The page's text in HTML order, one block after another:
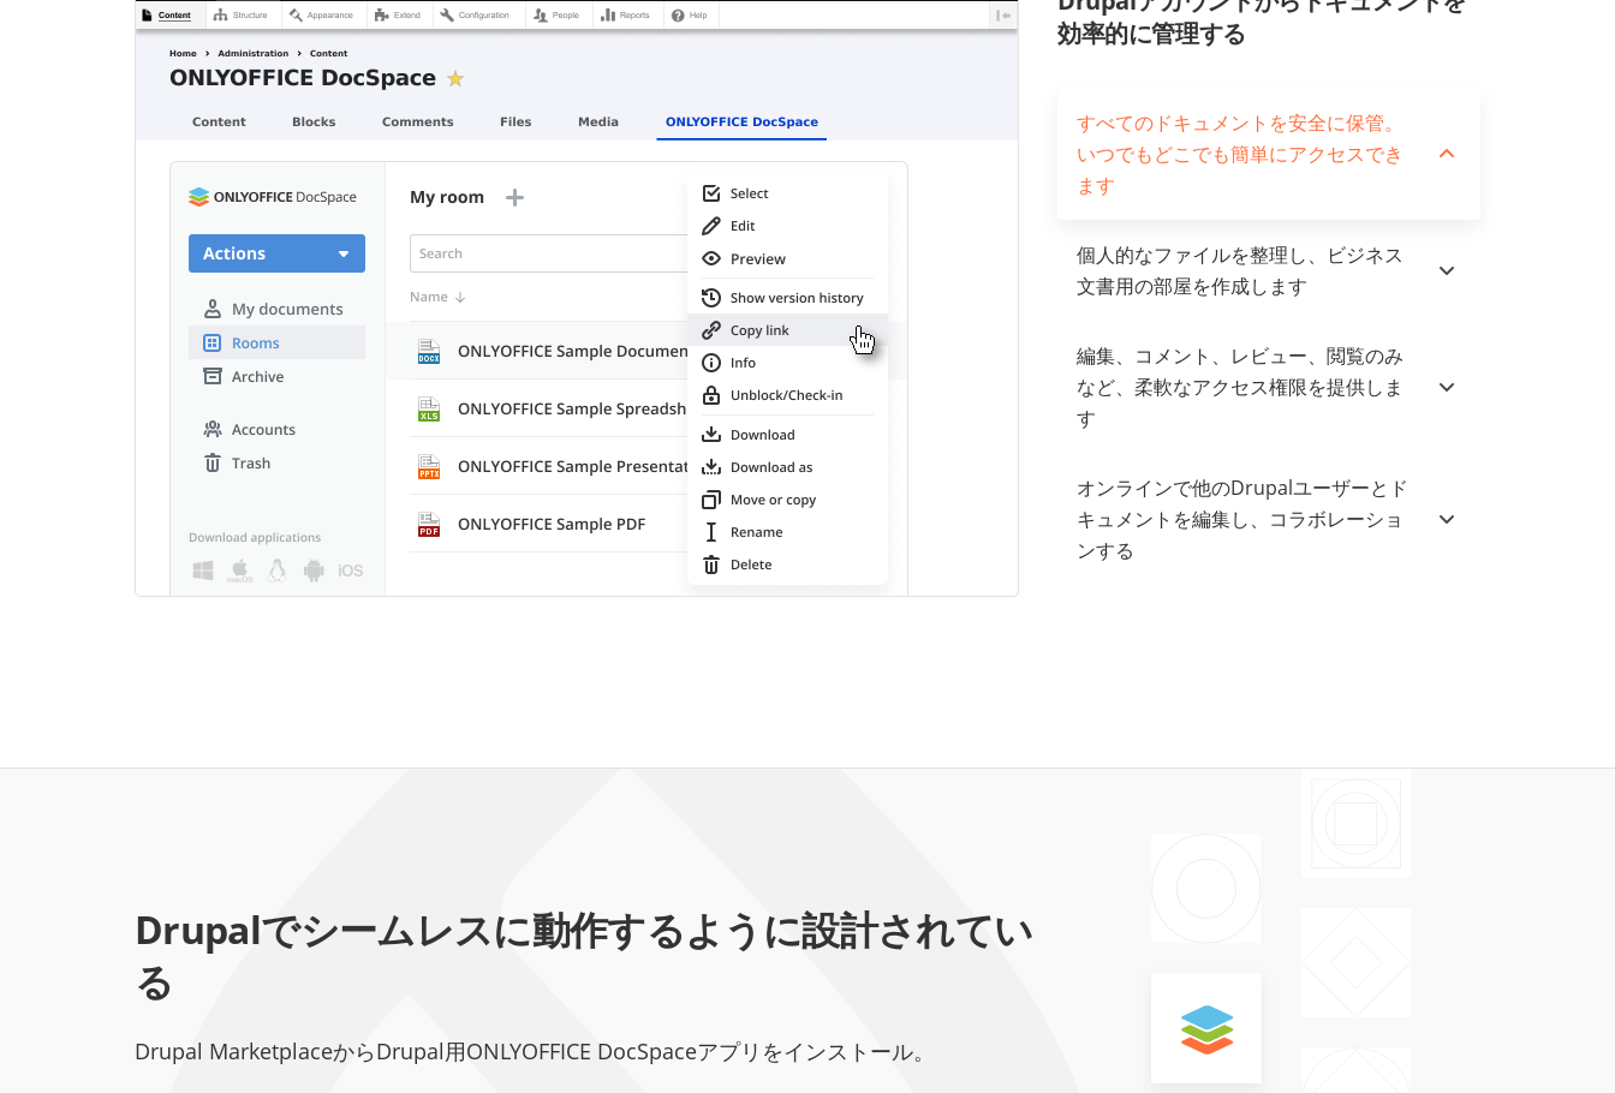
効率的に管理する
すべてのドキュメントを安全に保管。
いつでもどこでも簡単にアクセスでき
ます
個人的なファイルを整理し、ビジネス
文書用の部屋を作成します
編集、コメント、レビュー、閲覧のみ
など、柔軟なアクセス権限を提供しま
す
オンラインで他のDrupalユーザーとド
キュメントを編集し、コラボレーショ
ンする
Drupalでシームレスに動作するように設計されてい
る
Drupal MarketplaceからDrupal用ONLYOFFICE DocSpaceアプリをインストール。